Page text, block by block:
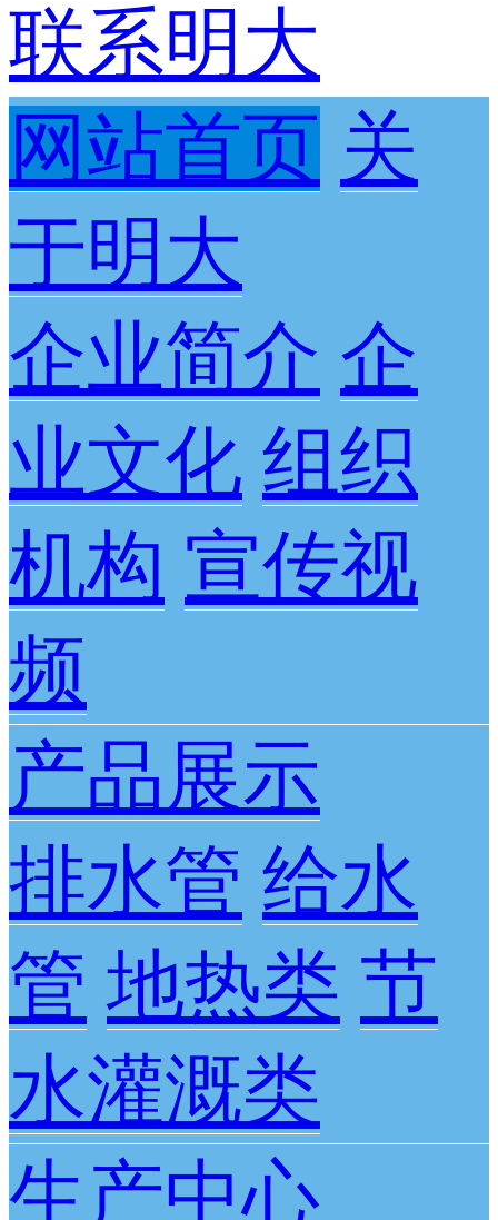
联系明大
网站首页 关
于明大
企业简介 企
业文化 组织
机构 宣传视
频
产品展示
排水管 给水
管 地热类 节
水灌溉类
生产中心